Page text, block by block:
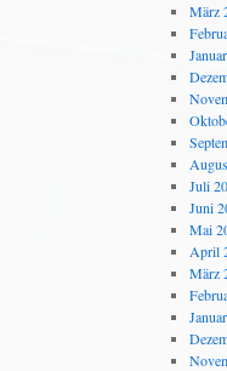
März
Juli
Juni
Mai
April
März